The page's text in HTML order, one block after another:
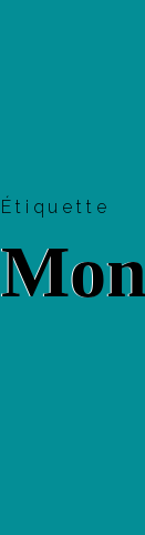
Étiquette